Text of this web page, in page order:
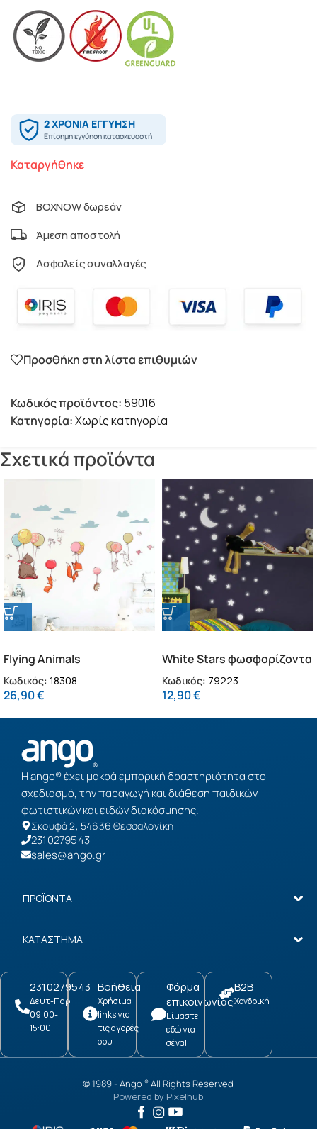
Καταργήθηκε
BOXNOW δωρεάν
Άμεση αποστολή
Ασφαλείς συναλλαγές
Προσθήκη στη λίστα επιθυμιών
Κωδικός προϊόντος: 59016
Κατηγορία:Χωρίς κατηγορία
Σχετικά προϊόντα
Flying Animals
αυτοκόλλητα τοίχου XL
(18308)
Κωδικός: 18308
26,90€
White Stars φωσφορίζοντα
τοίχου M (79223)
Κωδικός: 79223
12,90€
Η ango® έχει μακρά εμπορική δραστηριότητα στο
σχεδιασμό, την παραγωγή και διάθεση παιδικών
φωτιστικών και ειδών διακόσμησης.
Σκουφά 2, 54636 Θεσσαλονίκη
2310279543
sales@ango.gr
ΠΡΟΪΟΝΤΑ
ΚΑΤΑΣΤΗΜΑ
2310279543
Δευτ-Παρ:
09:00-
15:00
Βοήθεια
Χρήσιμα
links για
τις αγορές
σου
Φόρμα
επικοινωνίας
Είμαστε
εδώ για
σένα!
B2B
Χονδρική
© 1989 -Ango® All Rights Reserved
Powered by Pixelhub